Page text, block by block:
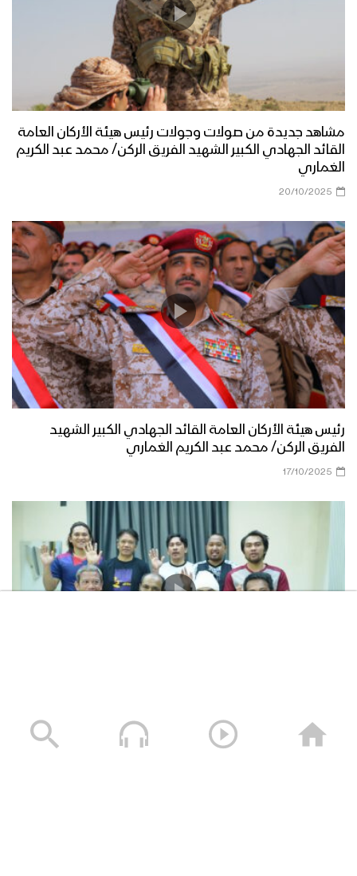
مشاهد جديدة من صولات وجولات رئيس هيئة الأركان العامة
القائد الجهادي الكبير الشهيد الفريق الركن/ محمد عبد الكريم
الغماري
20/10/2025
رئيس هيئة الأركان العامة القائد الجهادي الكبير الشهيد
الفريق الركن/ محمد عبد الكريم الغماري
17/10/2025
التي اغرقتها القوات المسلحة اليمنية